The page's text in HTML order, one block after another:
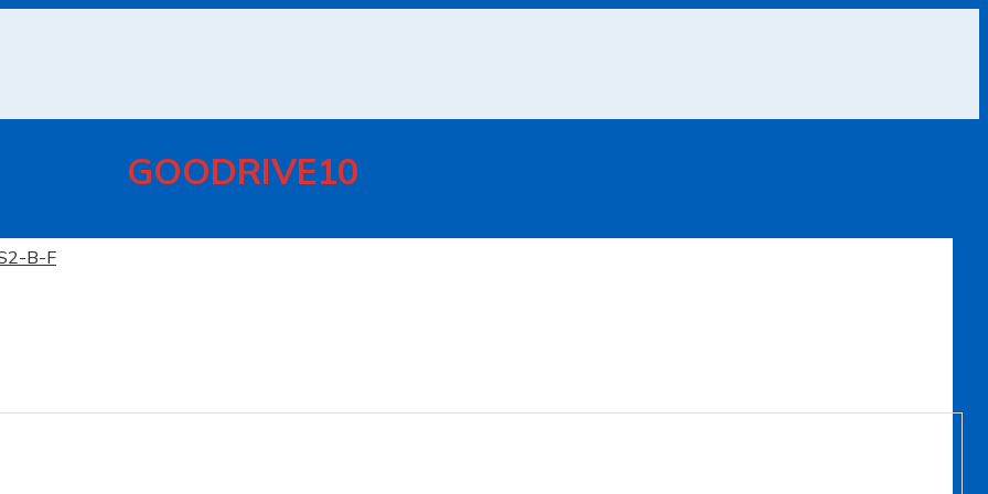
GOODRIVE10
B-F